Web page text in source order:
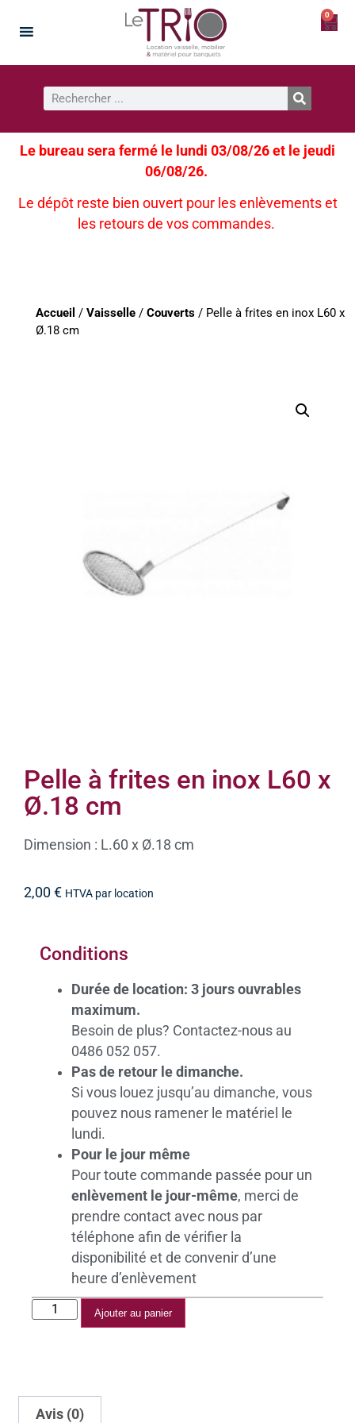
0
Le bureau sera fermé le lundi 03/08/26 et le jeudi
06/08/26.
Le dépôt reste bien ouvert pour les enlèvements et
les retours de vos commandes.
Accueil /Vaisselle /Couverts / Pelle à frites en inox L60 x
Ø.18 cm
Pelle à frites en inox L60 x
Ø.18 cm
Dimension : L.60 x Ø.18 cm
2,00 € HTVA par location
Conditions
Durée de location: 3 jours ouvrables
maximum.
Besoin de plus? Contactez-nous au
0486 052 057.
Pas de retour le dimanche.
Si vous louez jusqu’au dimanche, vous
pouvez nous ramener le matériel le
lundi.
Pour le jour même
Pour toute commande passée pour un
enlèvement le jour-même, merci de
prendre contact avec nous par
téléphone afin de vérifier la
disponibilité et de convenir d’une
heure d’enlèvement
Ajouter au panier
Avis (0)